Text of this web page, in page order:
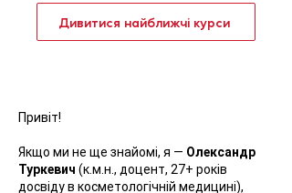
Дивитися найближчі курси
Привіт!
Якщо ми не ще знайомі, я — Олександр
Туркевич (к.м.н., доцент, 27+ років
досвіду в косметологічній медицині),